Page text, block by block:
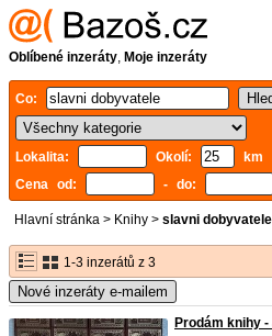
Oblíbené inzeráty, Moje inzeráty
Co:
Lokalita: Okolí:
km
Cena od:
- do:
Hlavní stránka > Knihy > slavni dobyvatele
1-3 inzerátů z 3
Nové inzeráty e-mailem
Prodám knihy